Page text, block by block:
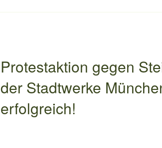
Protestaktion gegen
der Stadtwerke
erfolgreich!